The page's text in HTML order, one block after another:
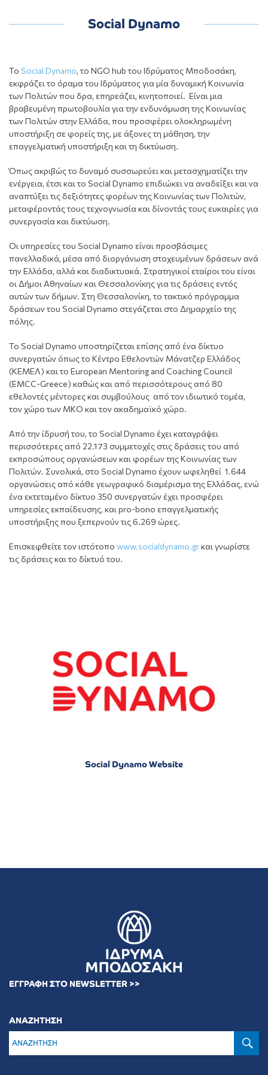
Social Dynamo
Social Dynamo Website
Το Social Dynamo, το NGO hub του Ιδρύματος Μποδοσάκη,
εκφράζει το όραμα του Ιδρύματος για μία δυναμική Κοινωνία
των Πολιτών που δρα, επηρεάζει, κινητοποιεί. Είναι μια
βραβευμένη πρωτοβουλία για την ενδυνάμωση της Κοινωνίας
των Πολιτών στην Ελλάδα, που προσφέρει ολοκληρωμένη
υποστήριξη σε φορείς της, με άξονες τη μάθηση, την
επαγγελματική υποστήριξη και τη δικτύωση.
Όπως ακριβώς το δυναμό συσσωρεύει και μετασχηματίζει την
ενέργεια, έτσι και το Social Dynamo επιδιώκει να αναδείξει και να
αναπτύξει τις δεξιότητες φορέων της Κοινωνίας των Πολιτών,
μεταφέροντάς τους τεχνογνωσία και δίνοντάς τους ευκαιρίες για
συνεργασία και δικτύωση.
Οι υπηρεσίες του Social Dynamo είναι προσβάσιμες
πανελλαδικά, μέσα από διοργάνωση στοχευμένων δράσεων ανά
την Ελλάδα, αλλά και διαδικτυακά. Στρατηγικοί εταίροι του είναι
οι Δήμοι Αθηναίων και Θεσσαλονίκης για τις δράσεις εντός
αυτών των δήμων. Στη Θεσσαλονίκη, το τακτικό πρόγραμμα
δράσεων του Social Dynamo στεγάζεται στο Δημαρχείο της
πόλης.
Το Social Dynamo υποστηρίζεται επίσης από ένα δίκτυο
συνεργατών όπως το Κέντρο Εθελοντών Μάνατζερ Ελλάδος
(ΚΕΜΕΛ) και το European Mentoring and Coaching Council
(EMCC-Greece) καθώς και από περισσότερους από 80
εθελοντές μέντορες και συμβούλους από τον ιδιωτικό τομέα,
τον χώρο των ΜΚΟ και τον ακαδημαϊκό χώρο.
Από την ίδρυσή του, το Social Dynamo έχει καταγράψει
περισσότερες από 22.173 συμμετοχές στις δράσεις του από
εκπροσώπους οργανώσεων και φορέων της Κοινωνίας των
Πολιτών. Συνολικά, στο Social Dynamo έχουν ωφεληθεί 1.644
οργανώσεις από κάθε γεωγραφικό διαμέρισμα της Ελλάδας, ενώ
ένα εκτεταμένο δίκτυο 350 συνεργατών έχει προσφέρει
υπηρεσίες εκπαίδευσης, και pro-bono επαγγελματικής
υποστήριξης που ξεπερνούν τις 6.269 ώρες.
Επισκεφθείτε τον ιστότοπο www.socialdynamo.grκαι γνωρίστε
τις δράσεις και το δίκτυό του.
ΕΓΓΡΑΦΗ ΣΤΟ NEWSLETTER >>
ΑΝΑΖΗΤΗΣΗ